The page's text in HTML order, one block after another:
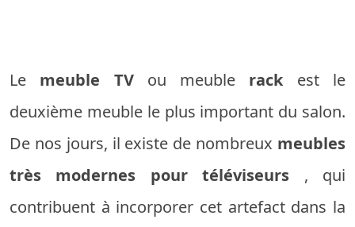
Le meuble TVou meuble rack est le
deuxième meuble le plus important du salon.
De nos jours, il existe de nombreux meubles
très modernes pour téléviseurs , qui
contribuent à incorporer cet artefact dans la